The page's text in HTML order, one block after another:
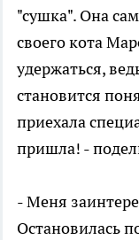
"сушка". Она
своего кота
удержаться,
становится
приехала
пришла! -
- Меня
Остановилась